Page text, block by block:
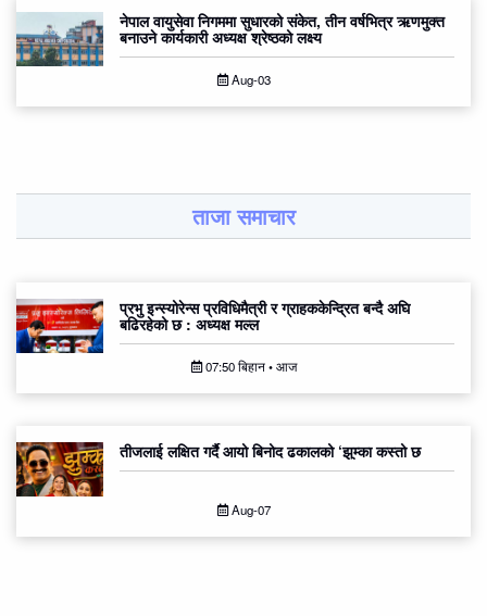
नेपाल वायुसेवा निगममा सुधारको संकेत, तीन वर्षभित्र ऋणमुक्त
बनाउने कार्यकारी अध्यक्ष श्रेष्ठको लक्ष्य
Aug-03
ताजा समाचार
प्रभु इन्स्योरेन्स प्रविधिमैत्री र ग्राहककेन्द्रित बन्दै अघि
बढिरहेको छ : अध्यक्ष मल्ल
07:50 बिहान • आज
तीजलाई लक्षित गर्दै आयो बिनोद ढकालको ‘झुम्का कस्तो छ
Aug-07